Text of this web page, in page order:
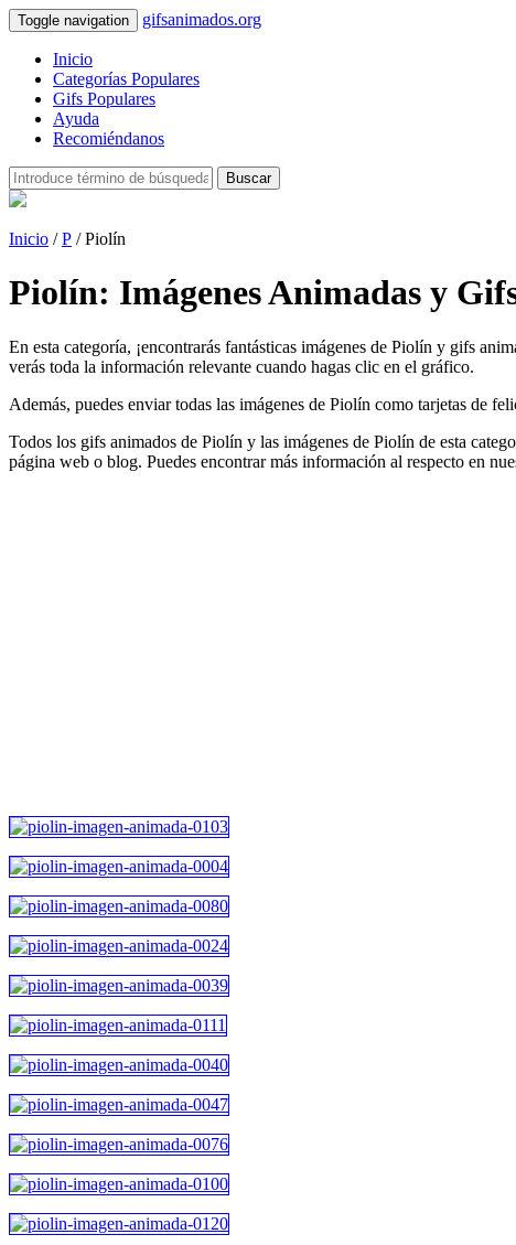
Toggle navigation gifsanimados.org
Inicio
Categorías Populares
Gifs Populares
Ayuda
Recomiéndanos
Buscar
Inicio /P / Piolín
Piolín: Imágenes Animadas y
En esta categoría, ¡encontrarás fantásticas imágenes de Piolín y gifs
verás toda la información relevante cuando hagas clic en el gráfico.
Además, puedes enviar todas las imágenes de Piolín como tarjetas de
Todos los gifs animados de Piolín y las imágenes de Piolín de esta
página web o blog. Puedes encontrar más información al respecto en